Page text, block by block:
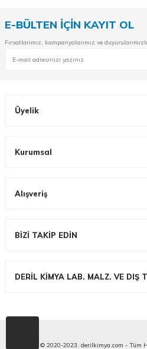
E-BÜLTEN İÇİN KAYIT OL
Fırsatlarımız, kampanyalarımız ve
Üyelik
Kurumsal
Alışveriş
BİZİ TAKİP EDİN
DERİL KİMYA LAB. MALZ. VE DIŞ
Copyright © 2020-2023. derilkimya.com - Tüm